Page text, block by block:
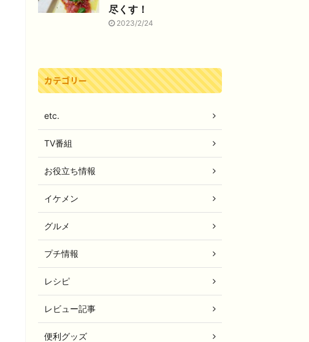
尽くす！
2023/2/24
カテゴリー
etc.
TV番組
お役立ち情報
イケメン
グルメ
プチ情報
レシピ
レビュー記事
便利グッズ